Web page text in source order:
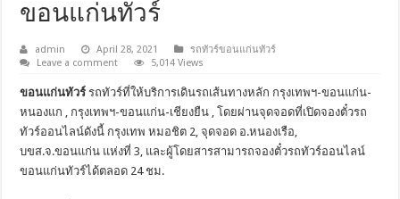
ขอนแก่นทัวร์
admin April 28, 2021
รถทัวร์ขอนแก่นทัวร์
Leave a comment
5,014 Views
ขอนแก่นทัวร์ รถทัวร์ที่ให้บริการเดินรถเส้นทางหลัก กรุงเทพฯ-ขอนแก่น-
หนองแก , กรุงเทพฯ-ขอนแก่น-เชียงยืน , โดยผ่านจุดจอดที่เปิดจองตั๋วรถ
ทัวร์ออนไลน์ดังนี้ กรุงเทพ หมอชิต 2, จุดจอด อ.หนองเรือ,
บขส.จ.ขอนแก่น แห่งที่ 3, และผู้โดยสารสามารถจองตั๋วรถทัวร์ออนไลน์
ขอนแก่นทัวร์ได้ตลอด 24 ชม.